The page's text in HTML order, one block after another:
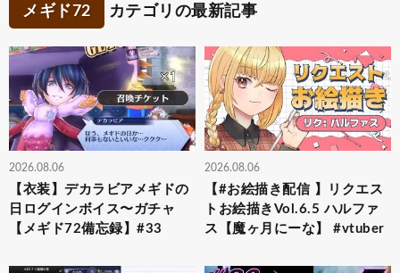
メギド72 カテゴリの最新記事
2026.08.06
【衣装】デカラビアメギドの
日ログインボイス〜ガチャ
【メギド72備忘録】#33
2026.08.06
【#お絵描き配信 】リクエス
トお絵描きVol.6.5 ハルファ
ス【魔ヶ月にーな】 #vtuber